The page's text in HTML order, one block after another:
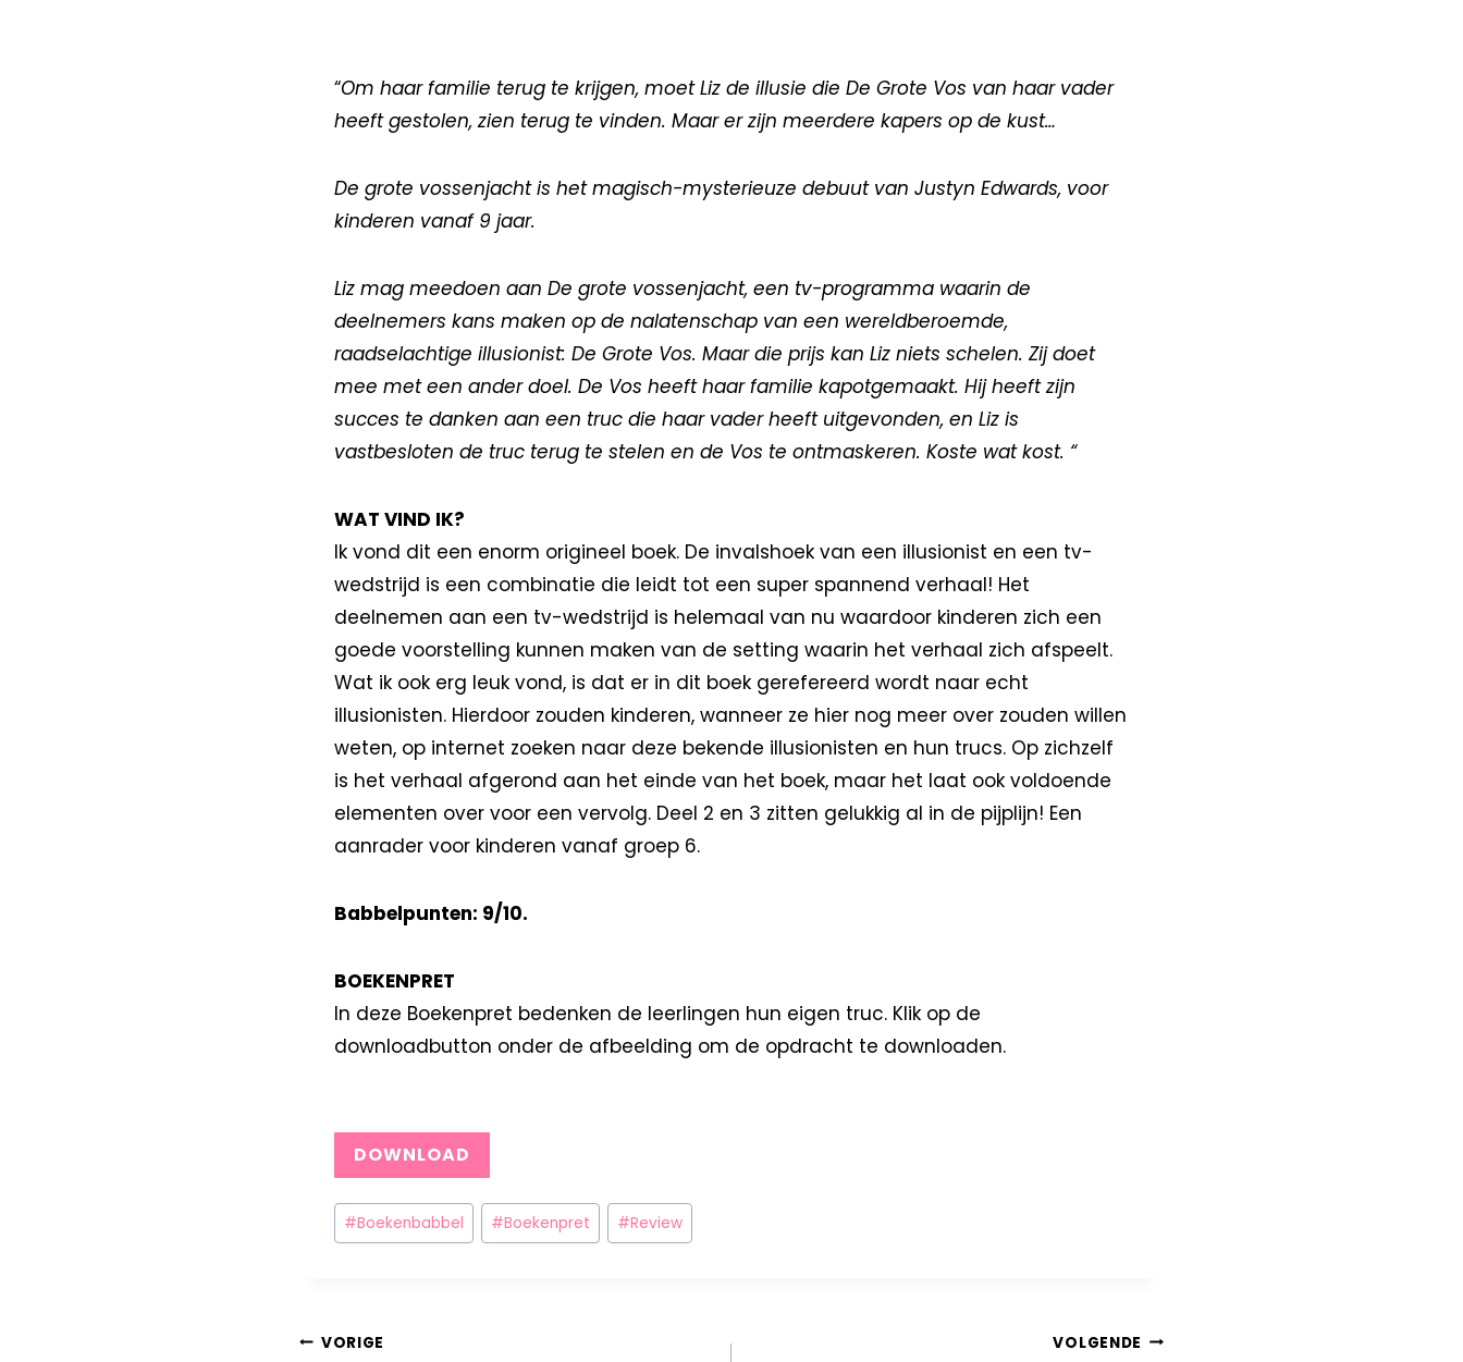
“Om haar familie terug te krijgen, moet Liz de illusie die De Grote Vos van haar vader
heeft gestolen, zien terug te vinden. Maar er zijn meerdere kapers op de kust…
De grote vossenjacht is het magisch-mysterieuze debuut van Justyn Edwards, voor
kinderen vanaf 9 jaar.
Liz mag meedoen aan De grote vossenjacht, een tv-programma waarin de
deelnemers kans maken op de nalatenschap van een wereldberoemde,
raadselachtige illusionist: De Grote Vos. Maar die prijs kan Liz niets schelen. Zij doet
mee met een ander doel. De Vos heeft haar familie kapotgemaakt. Hij heeft zijn
succes te danken aan een truc die haar vader heeft uitgevonden, en Liz is
vastbesloten de truc terug te stelen en de Vos te ontmaskeren. Koste wat kost. “
WAT VIND IK?
Ik vond dit een enorm origineel boek. De invalshoek van een illusionist en een tv-
wedstrijd is een combinatie die leidt tot een super spannend verhaal! Het
deelnemen aan een tv-wedstrijd is helemaal van nu waardoor kinderen zich een
goede voorstelling kunnen maken van de setting waarin het verhaal zich afspeelt.
Wat ik ook erg leuk vond, is dat er in dit boek gerefereerd wordt naar echt
illusionisten. Hierdoor zouden kinderen, wanneer ze hier nog meer over zouden willen
weten, op internet zoeken naar deze bekende illusionisten en hun trucs. Op zichzelf
is het verhaal afgerond aan het einde van het boek, maar het laat ook voldoende
elementen over voor een vervolg. Deel 2 en 3 zitten gelukkig al in de pijplijn! Een
aanrader voor kinderen vanaf groep 6.
Babbelpunten: 9/10.
BOEKENPRET
In deze Boekenpret bedenken de leerlingen hun eigen truc. Klik op de
downloadbutton onder de afbeelding om de opdracht te downloaden.
DOWNLOAD
#Boekenbabbel #Boekenpret #Review
VORIGE VOLGENDE